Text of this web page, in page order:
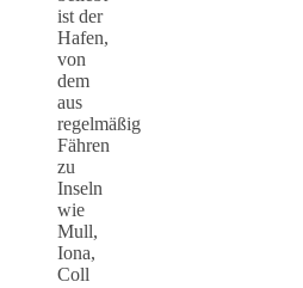
ist der
Hafen,
von
dem
aus
regelmäßig
Fähren
zu
Inseln
wie
Mull,
Iona,
Coll